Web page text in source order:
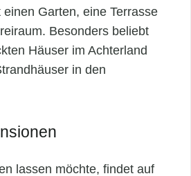
Garten, eine Terrasse
Besonders beliebt
Häuser im Achterland
in den
lassen möchte, findet auf